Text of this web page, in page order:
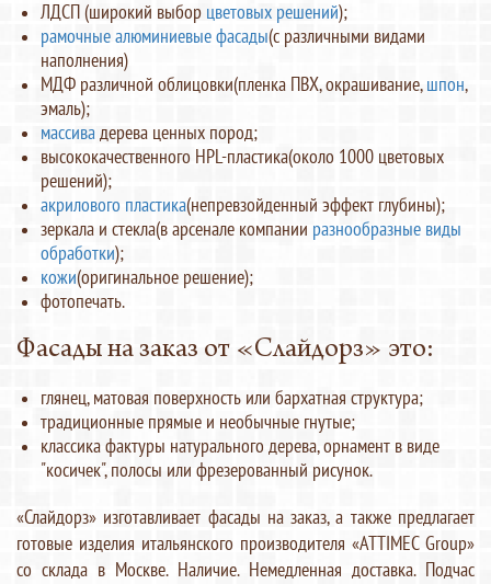
ЛДСП (широкий выбор цветовых решений);
рамочные алюминиевые фасады(с различными видами
наполнения)
МДФ различной облицовки(пленка ПВХ, окрашивание,шпон,
эмаль);
массивадерева ценных пород;
высококачественного HPL-пластика(около 1000 цветовых
решений);
акрилового пластика(непревзойденный эффект глубины);
зеркала и стекла(в арсенале компании разнообразные виды
обработки);
кожи(оригинальное решение);
фотопечать.
Фасады на заказ от «Слайдорз» это:
глянец, матовая поверхность или бархатная структура;
традиционные прямые и необычные гнутые;
классика фактуры натурального дерева, орнамент в виде
"косичек", полосы или фрезерованный рисунок.
«Слайдорз» изготавливает фасады на заказ, а также предлагает
готовые изделия итальянского производителя «ATTIMEC Group»
со склада в Москве. Наличие. Немедленная доставка. Подчас